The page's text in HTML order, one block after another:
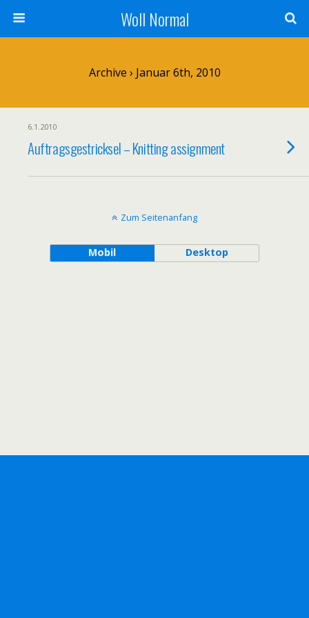
Woll Normal
Archive › Januar 6th, 2010
6.1.2010
Auftragsgestricksel – Knitting assignment
Zum Seitenanfang
Mobil Desktop